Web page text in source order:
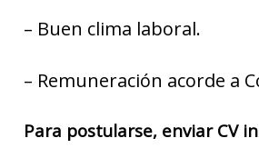
– Buen clima laboral.
– Remuneración acorde a
Para postularse, enviar CV